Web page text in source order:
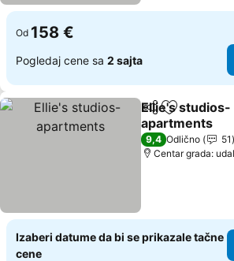
Od 158 €
Pogledaj cene sa 2 sajta
Deli Dodati u
Ellie's studios-
apartments
9,4 Odlično
51
Centar grada:
Izaberi datume da bi se prikazale tačne
cene